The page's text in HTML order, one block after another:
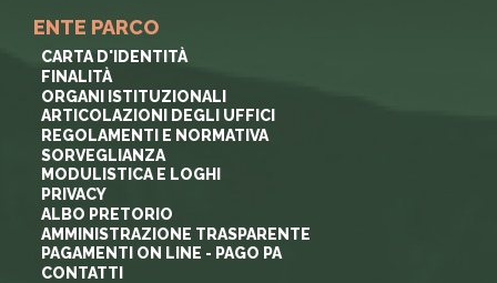
ENTE PARCO
CARTA D'IDENTITÀ
FINALITÀ
ORGANI ISTITUZIONALI
ARTICOLAZIONI DEGLI UFFICI
REGOLAMENTI E NORMATIVA
SORVEGLIANZA
MODULISTICA E LOGHI
PRIVACY
ALBO PRETORIO
AMMINISTRAZIONE TRASPARENTE
PAGAMENTI ON LINE - PAGO PA
CONTATTI